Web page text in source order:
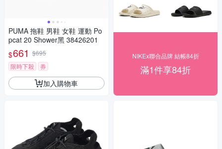
PUMA 拖鞋 男鞋 女鞋 運動 Po
pcat 20 Shower黑 38426201
$661 $695
限時下殺
券
加入購物車
NIKEx聯合品牌 結帳84折
滿1件享84折